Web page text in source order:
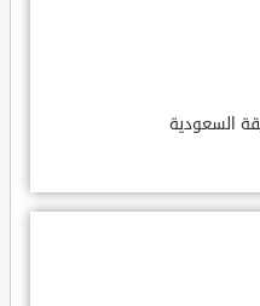
السعودية